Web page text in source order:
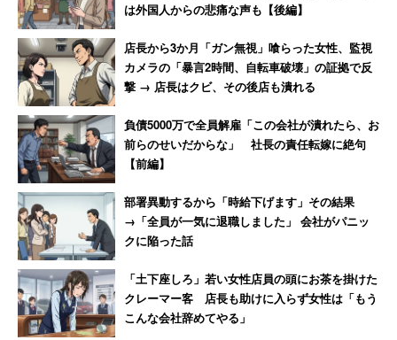
は外国人からの悲痛な声も【後編】
店長から3か月「ガン無視」喰らった女性、監視
カメラの「暴言2時間、自転車破壊」の証拠で反
撃 → 店長はクビ、その後店も潰れる
負債5000万で全員解雇「この会社が潰れたら、お
前らのせいだからな」 社長の責任転嫁に絶句
【前編】
部署異動するから「時給下げます」その結果
→「全員が一気に退職しました」 会社がパニッ
クに陥った話
「土下座しろ」若い女性店員の頭にお茶を掛けた
クレーマー客 店長も助けに入らず女性は「もう
こんな会社辞めてやる」